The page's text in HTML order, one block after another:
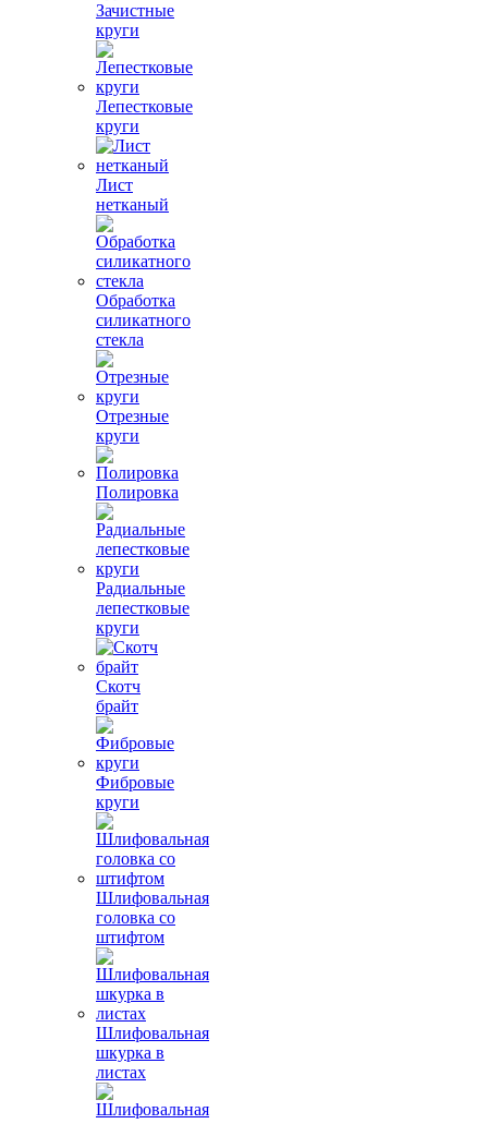
Зачистные
круги
Лепестковые
круги
Лист
нетканый
Обработка
силикатного
стекла
Отрезные
круги
Полировка
Радиальные
лепестковые
круги
Скотч
брайт
Фибровые
круги
Шлифовальная
головка со
штифтом
Шлифовальная
шкурка в
листах